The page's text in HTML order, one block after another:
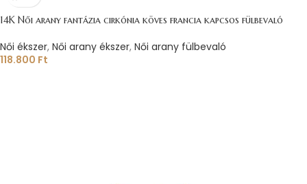
14K Női arany fantázia cirkónia köves francia kapcsos fülbevaló
Női ékszer, Női arany ékszer, Női arany fülbevaló
118.800 Ft